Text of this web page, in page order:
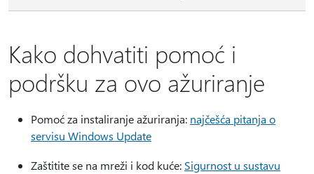
Kako dohvatiti pomoć i
podršku za ovo ažuriranje
Pomoć za instaliranje ažuriranja: najčešća pitanja o
servisu Windows Update
Zaštitite se na mreži i kod kuće: Sigurnost u sustavu